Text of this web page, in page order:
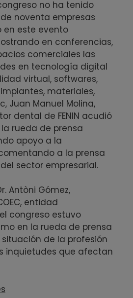
no ha tenido
noventa empresas
este evento
en conferencias,
comerciales las
en tecnología digital
virtual, softwares,
implantes, materiales,
Juan Manuel Molina,
dental de FENIN acudió
rueda de prensa
apoyo a la
a la prensa
sector empresarial.
Antòni Gómez,
entidad
congreso estuvo
en la rueda de prensa
de la profesión
inquietudes que afectan